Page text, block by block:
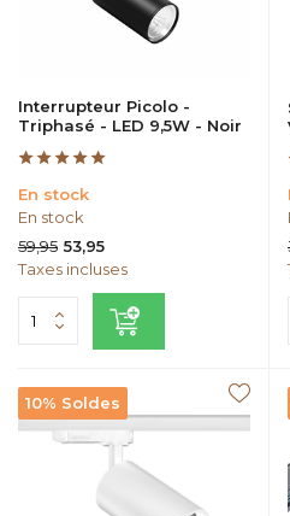
Interrupteur Picolo -
Triphasé - LED 9,5W - Noir
En stock
En stock
59,95 53,95
Taxes incluses
10% Soldes